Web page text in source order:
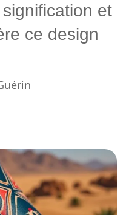
et
ce design